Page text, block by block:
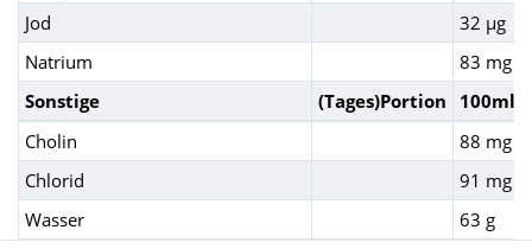
Jod
32 µg
Natrium
83 mg
Sonstige
(Tages)Portion
100ml
Cholin
88 mg
Chlorid
91 mg
Wasser
63 g